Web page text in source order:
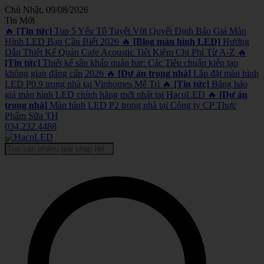
Chủ Nhật, 09/08/2026
Tin Mới
🔥 [Tin tức] Top 5 Yếu Tố Tuyệt Vời Quyết Định Báo Giá Màn
Hình LED Bạn Cần Biết 2026 🔥 [Blog màn hình LED] Hướng
Dẫn Thiết Kế Quán Cafe Acoustic Tiết Kiệm Chi Phí Từ A-Z 🔥
[Tin tức] Thiết kế sân khấu quán bar: Các Tiêu chuẩn kiến tạo
không gian đẳng cấp 2026 🔥 [Dự án trong nhà] Lắp đặt màn hình
LED P0.9 trong nhà tại Vinhomes Mễ Trì 🔥 [Tin tức] Bảng báo
giá màn hình LED chính hãng mới nhất tại HacoLED 🔥 [Dự án
trong nhà] Màn hình LED P2 trong nhà tại Công ty CP Thực
Phẩm Sữa TH
034.232.4488